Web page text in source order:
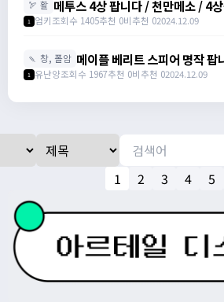
🏹 활 메투스 4상 팝니다 / 천만메소 / 4
https://open.kakao.com/o/
1 엄키조회수 1405추천 0비추천 02024.12.09
🍡 창, 폴암 메이플 베리트 스피어 명작
1 유난양조회수 1967추천 0비추천 02024.12.09
1 2 3 4 5